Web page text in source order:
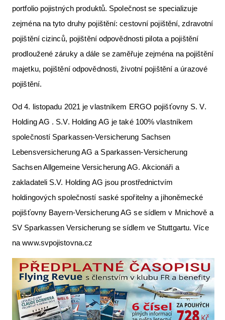
portfolio pojistných produktů. Společnost se specializuje
zejména na tyto druhy pojištění: cestovní pojištění, zdravotní
pojištění cizinců, pojištění odpovědnosti pilota a pojištění
prodloužené záruky a dále se zaměřuje zejména na pojištění
majetku, pojištění odpovědnosti, životní pojištění a úrazové
pojištění.
Od 4. listopadu 2021 je vlastníkem ERGO pojišťovny S. V.
Holding AG . S.V. Holding AG je také 100% vlastníkem
společností Sparkassen-Versicherung Sachsen
Lebensversicherung AG a Sparkassen-Versicherung
Sachsen Allgemeine Versicherung AG. Akcionáři a
zakladateli S.V. Holding AG jsou prostřednictvím
holdingových společností saské spořitelny a jihoněmecké
pojišťovny Bayern-Versicherung AG se sídlem v Mnichově a
SV Sparkassen Versicherung se sídlem ve Stuttgartu. Více
na www.svpojistovna.cz